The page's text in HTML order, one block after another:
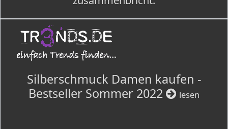
Silberschmuck Damen kaufen -
Bestseller Sommer 2022
lesen